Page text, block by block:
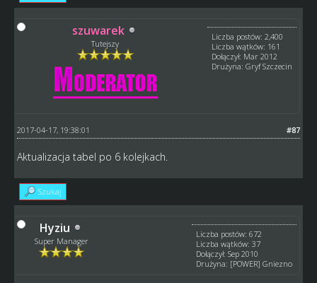
szuwarek
Tutejszy
Liczba postów: 2,400
Liczba wątków: 161
Dołączył: Mar 2012
Drużyna: Gryf Szczecin
#87
2017-04-17, 19:38:01
Aktualizacja tabel po 6 kolejkach.
Szukaj
Hyziu
Super Manager
Liczba postów: 672
Liczba wątków: 37
Dołączył: Sep 2010
Drużyna: [POWER] Gniezno